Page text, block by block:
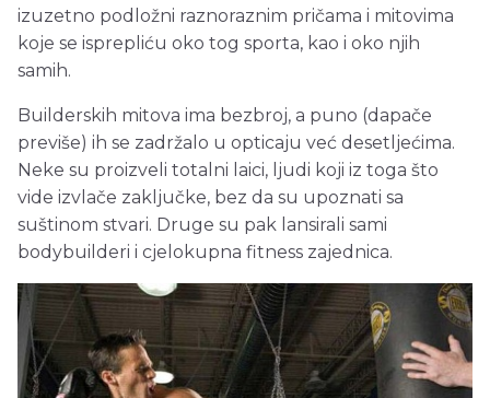
izuzetno podložni raznoraznim pričama i mitovima
koje se isprepliću oko tog sporta, kao i oko njih
samih.
Builderskih mitova ima bezbroj, a puno (dapače
previše) ih se zadržalo u opticaju već desetljećima.
Neke su proizveli totalni laici, ljudi koji iz toga što
vide izvlače zaključke, bez da su upoznati sa
suštinom stvari. Druge su pak lansirali sami
bodybuilderi i cjelokupna fitness zajednica.